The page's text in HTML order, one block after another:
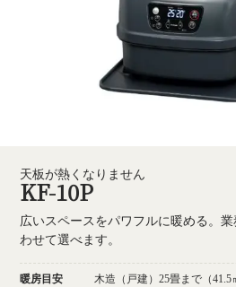
天板が熱くなりません
KF-10P
広いスペースをパワフルに暖める。
わせて選べます。
暖房目安
木造（戸建）25畳まで（41.5